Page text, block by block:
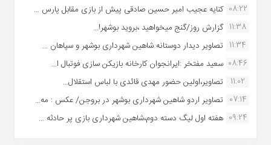
08:22 کنایه عجیب امیر حسین صادقی پیش از بازی مقابل پارس ...
11:38 گزارش روز/گنج میخواهید ،بروید بوشهر!...
11:34 تصاویر دیدار دوستانه شاهین شهردارى بوشهر و سپاهان ...
08:46 سعید مفتخر :ایرانجوان کارخانه بازیکن سازی فوتبال ا...
11:02
تصاویر،اولین حضور مهدی قائدی با لباس استقلال...
07:14 تصاویر اردو شاهین شهرداری بوشهر در بروجن/ عکس : مه...
09:24 هفته اول لیگ دسته دوم،شاهین شهرداری بازی پر حادثه ...